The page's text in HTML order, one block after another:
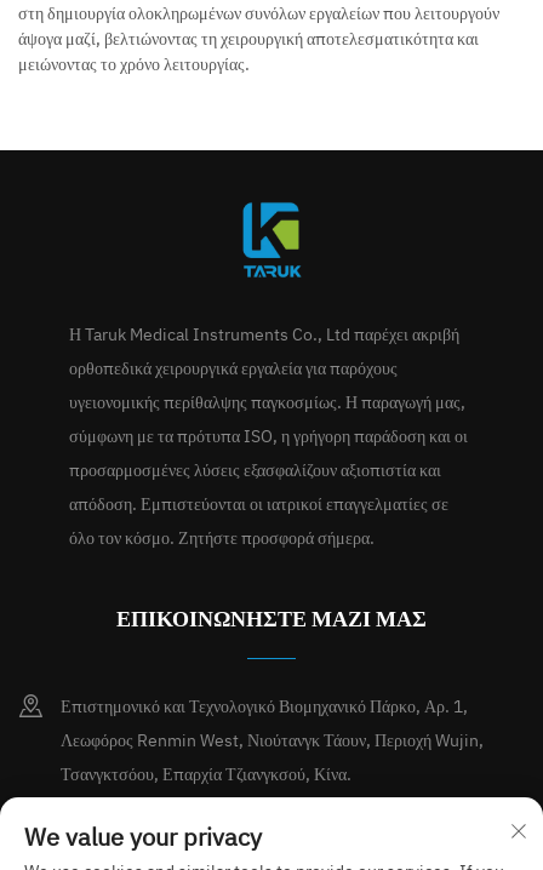
στη δημιουργία ολοκληρωμένων συνόλων εργαλείων που λειτουργούν
άψογα μαζί, βελτιώνοντας τη χειρουργική αποτελεσματικότητα και
μειώνοντας το χρόνο λειτουργίας.
Η Taruk Medical Instruments Co., Ltd παρέχει ακριβή
ορθοπεδικά χειρουργικά εργαλεία για παρόχους
υγειονομικής περίθαλψης παγκοσμίως. Η παραγωγή μας,
σύμφωνη με τα πρότυπα ISO, η γρήγορη παράδοση και οι
προσαρμοσμένες λύσεις εξασφαλίζουν αξιοπιστία και
απόδοση. Εμπιστεύονται οι ιατρικοί επαγγελματίες σε
όλο τον κόσμο. Ζητήστε προσφορά σήμερα.
ΕΠΙΚΟΙΝΩΝΗΣΤΕ ΜΑΖΙ ΜΑΣ
Επιστημονικό και Τεχνολογικό Βιομηχανικό Πάρκο, Αρ. 1,
Λεωφόρος Renmin West, Νιούτανγκ Τάουν, Περιοχή Wujin,
Τσανγκτσόου, Επαρχία Τζιανγκσού, Κίνα.
+86-15189713338
We value your privacy